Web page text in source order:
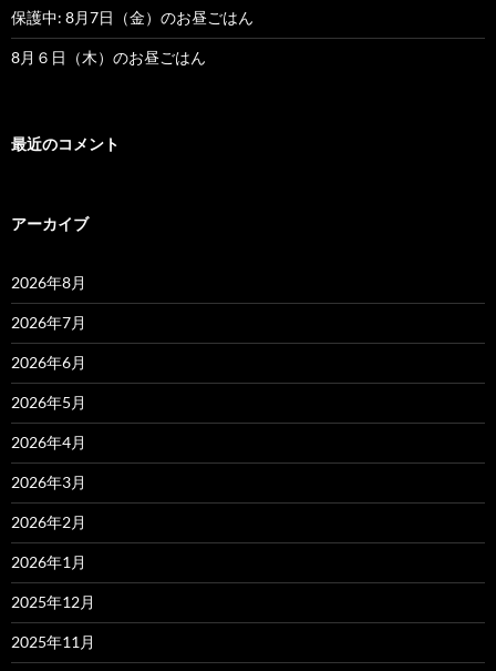
保護中: 8月7日（金）のお昼ごはん
8月６日（木）のお昼ごはん
最近のコメント
アーカイブ
2026年8月
2026年7月
2026年6月
2026年5月
2026年4月
2026年3月
2026年2月
2026年1月
2025年12月
2025年11月